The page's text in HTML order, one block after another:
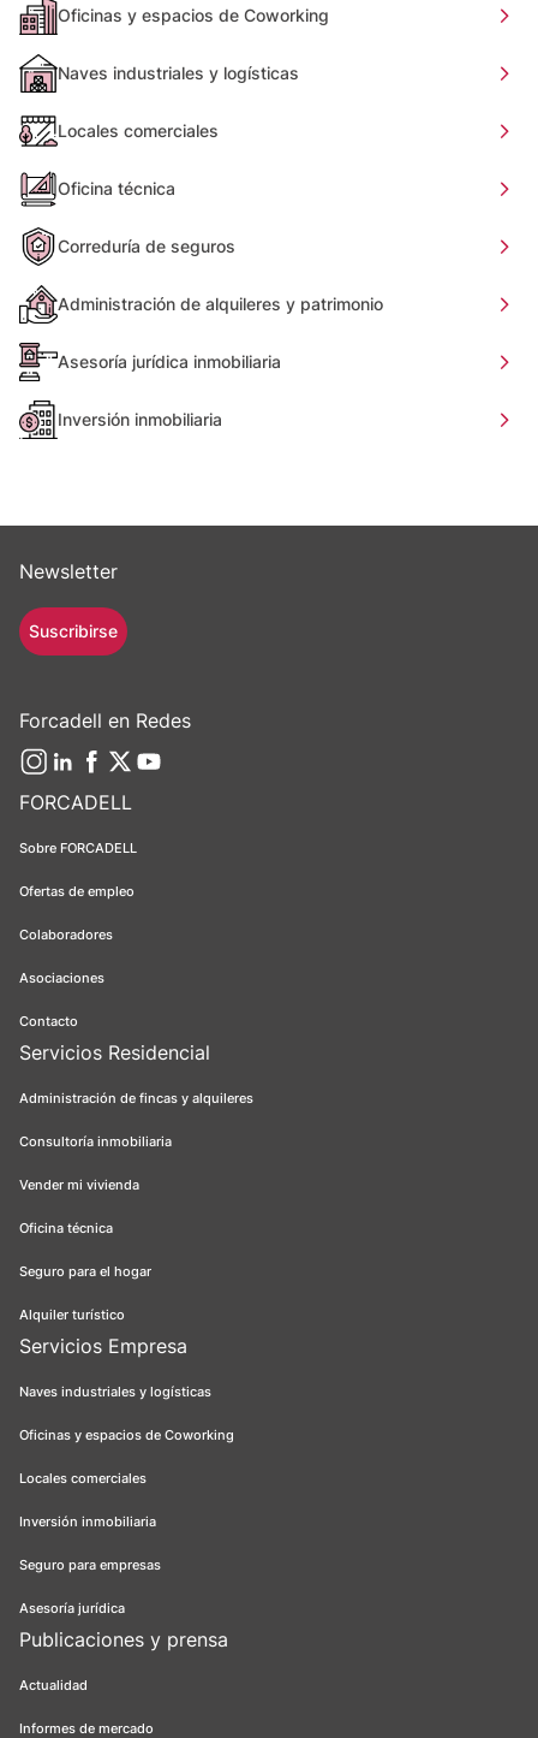
Oficinas y espacios de Coworking
Naves industriales y logísticas
Locales comerciales
Oficina técnica
Correduría de seguros
Administración de alquileres y patrimonio
Asesoría jurídica inmobiliaria
Inversión inmobiliaria
FORCADELL
Sobre FORCADELL
Ofertas de empleo
Colaboradores
Asociaciones
Contacto
Servicios Residencial
Administración de fincas y alquileres
Consultoría inmobiliaria
Vender mi vivienda
Oficina técnica
Seguro para el hogar
Alquiler turístico
Servicios Empresa
Naves industriales y logísticas
Oficinas y espacios de Coworking
Locales comerciales
Inversión inmobiliaria
Seguro para empresas
Asesoría jurídica
Publicaciones y prensa
Actualidad
Informes de mercado
Newsletter
Suscribirse
Forcadell en Redes